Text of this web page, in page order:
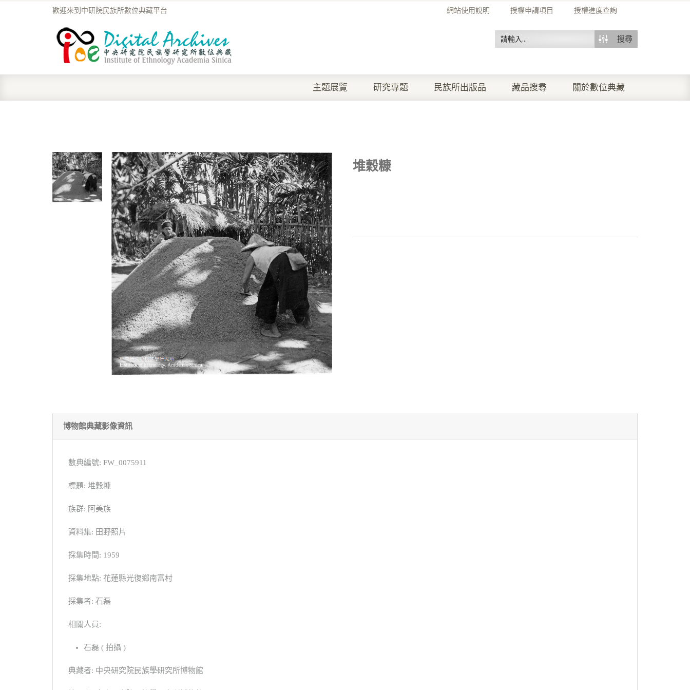
網站使用說明 授權申請項目 授權進度查詢
歡迎來到中研院民族所數位典藏平台
搜尋
主題展覽 研究專題 民族所出版品 藏品搜尋 關於數位典藏
堆穀糠
博物館典藏影像資訊
數典編號: FW_0075911
標題: 堆穀糠
族群: 阿美族
資料集: 田野照片
採集時間: 1959
採集地點: 花蓮縣光復鄉南富村
採集者: 石磊
相關人員:
石磊 ( 拍攝 )
典藏者: 中央研究院民族學研究所博物館